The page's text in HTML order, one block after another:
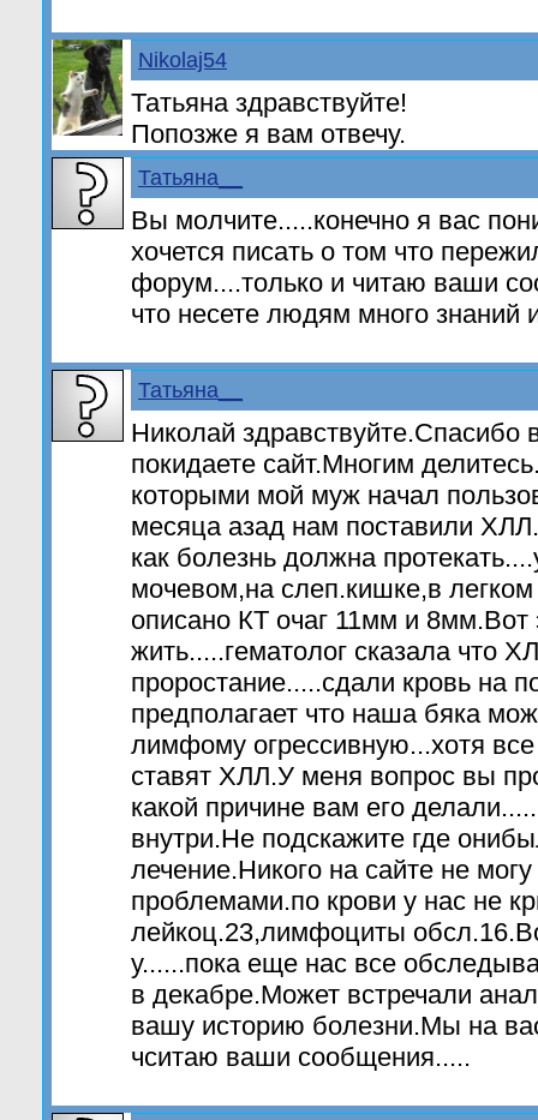
Nikolaj54
Татьяна здравствуйте!
Попозже я вам отвечу.
Татьяна__
Вы молчите.....конечно я вас
хочется писать о том что
форум....только и читаю ваши
что несете людям много знаний
Татьяна__
Николай здравствуйте.Спасибо
покидаете сайт.Многим
которыми мой муж начал
месяца азад нам поставили
как болезнь должна
мочевом,на слеп.кишке,в
описано КТ очаг 11мм и 8мм.Вот
жить.....гематолог сказала что
проростание.....сдали кровь на
предполагает что наша бяка
лимфому огрессивную...хотя
ставят ХЛЛ.У меня вопрос вы
какой причине вам его
внутри.Не подскажите где
лечение.Никого на сайте не
проблемами.по крови у нас не
лейкоц.23,лимфоциты
у......пока еще нас все
в декабре.Может встречали
вашу историю болезни.Мы на
чситаю ваши сообщения.....